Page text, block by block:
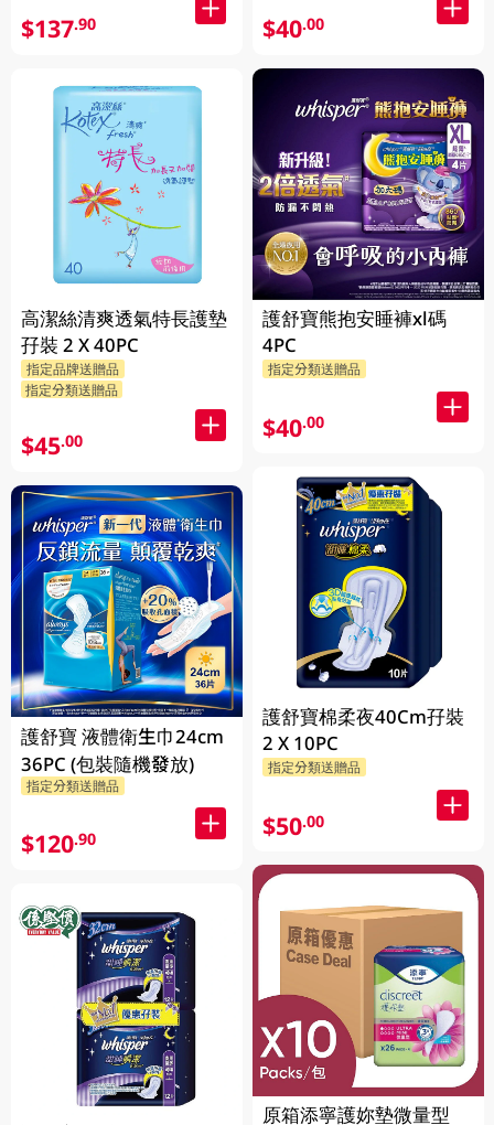
$137.90
高潔絲清爽透氣特長護墊
孖裝 2 X 40PC
指定品牌送贈品
指定分類送贈品
$45.00
護舒寶 液體衛生巾24cm
36PC (包裝隨機發放)
指定分類送贈品
$120.90
$40.00
護舒寶熊抱安睡褲xl碼
4PC
指定分類送贈品
$40.00
護舒寶棉柔夜40Cm孖裝
2 X 10PC
指定分類送贈品
$50.00
原箱添寧護妳墊微量型